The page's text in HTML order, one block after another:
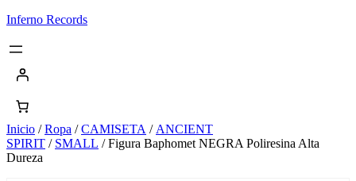
Saltar
contenido
Inferno Records
Inicio /Ropa /CAMISETA / ANCIENT
SPIRIT / SMALL / Figura Baphomet NEGRA Poliresina Alta
Dureza